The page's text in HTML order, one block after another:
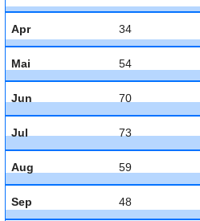
Apr 34
Mai 54
Jun 70
Jul 73
Aug 59
Sep 48